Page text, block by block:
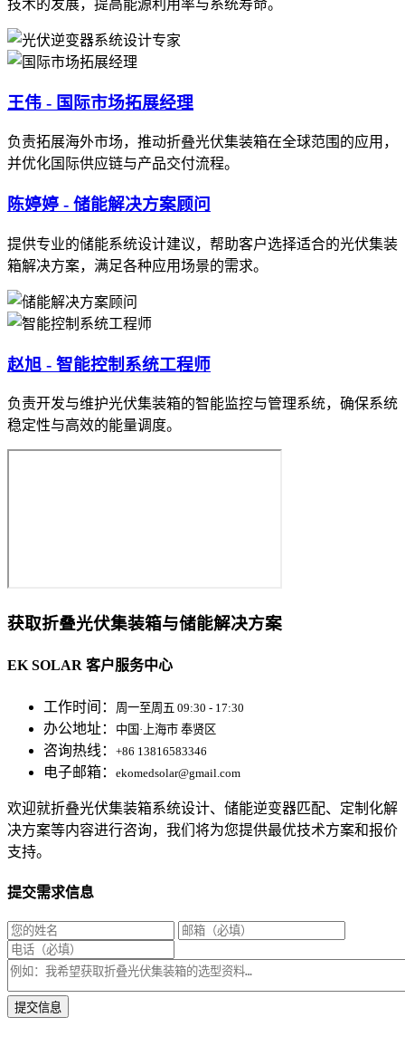
技术的发展，提高能源利用率与系统寿命。
王伟 - 国际市场拓展经理
负责拓展海外市场，推动折叠光伏集装箱在全球范围的应用，
并优化国际供应链与产品交付流程。
陈婷婷 - 储能解决方案顾问
提供专业的储能系统设计建议，帮助客户选择适合的光伏集装
箱解决方案，满足各种应用场景的需求。
赵旭 - 智能控制系统工程师
负责开发与维护光伏集装箱的智能监控与管理系统，确保系统
稳定性与高效的能量调度。
获取折叠光伏集装箱与储能解决方案
EK SOLAR 客户服务中心
工作时间： 周一至周五 09:30 - 17:30
办公地址： 中国·上海市 奉贤区
咨询热线： +86 13816583346
电子邮箱： ekomedsolar@gmail.com
欢迎就折叠光伏集装箱系统设计、储能逆变器匹配、定制化解
决方案等内容进行咨询，我们将为您提供最优技术方案和报价
支持。
提交需求信息